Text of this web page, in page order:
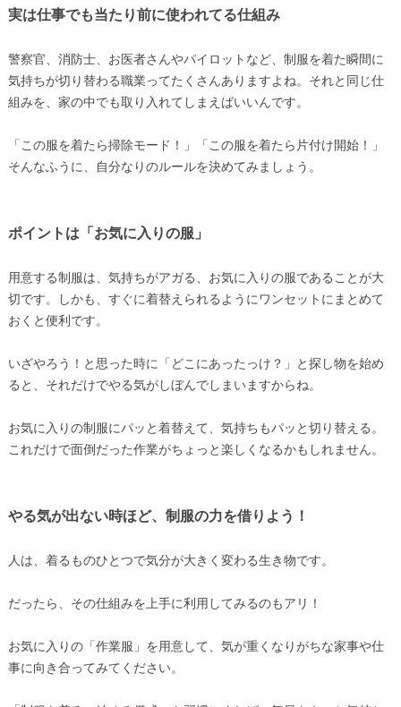
実は仕事でも当たり前に使われてる仕組み
警察官、消防士、お医者さんやパイロットなど、制服を着た瞬間に
気持ちが切り替わる職業ってたくさんありますよね。それと同じ仕
組みを、家の中でも取り入れてしまえばいいんです。
「この服を着たら掃除モード！」「この服を着たら片付け開始！」
そんなふうに、自分なりのルールを決めてみましょう。
ポイントは「お気に入りの服」
用意する制服は、気持ちがアガる、お気に入りの服であることが大
切です。しかも、すぐに着替えられるようにワンセットにまとめて
おくと便利です。
いざやろう！と思った時に「どこにあったっけ？」と探し物を始め
ると、それだけでやる気がしぼんでしまいますからね。
お気に入りの制服にパッと着替えて、気持ちもパッと切り替える。
これだけで面倒だった作業がちょっと楽しくなるかもしれません。
やる気が出ない時ほど、制服の力を借りよう！
人は、着るものひとつで気分が大きく変わる生き物です。
だったら、その仕組みを上手に利用してみるのもアリ！
お気に入りの「作業服」を用意して、気が重くなりがちな家事や仕
事に向き合ってみてください。